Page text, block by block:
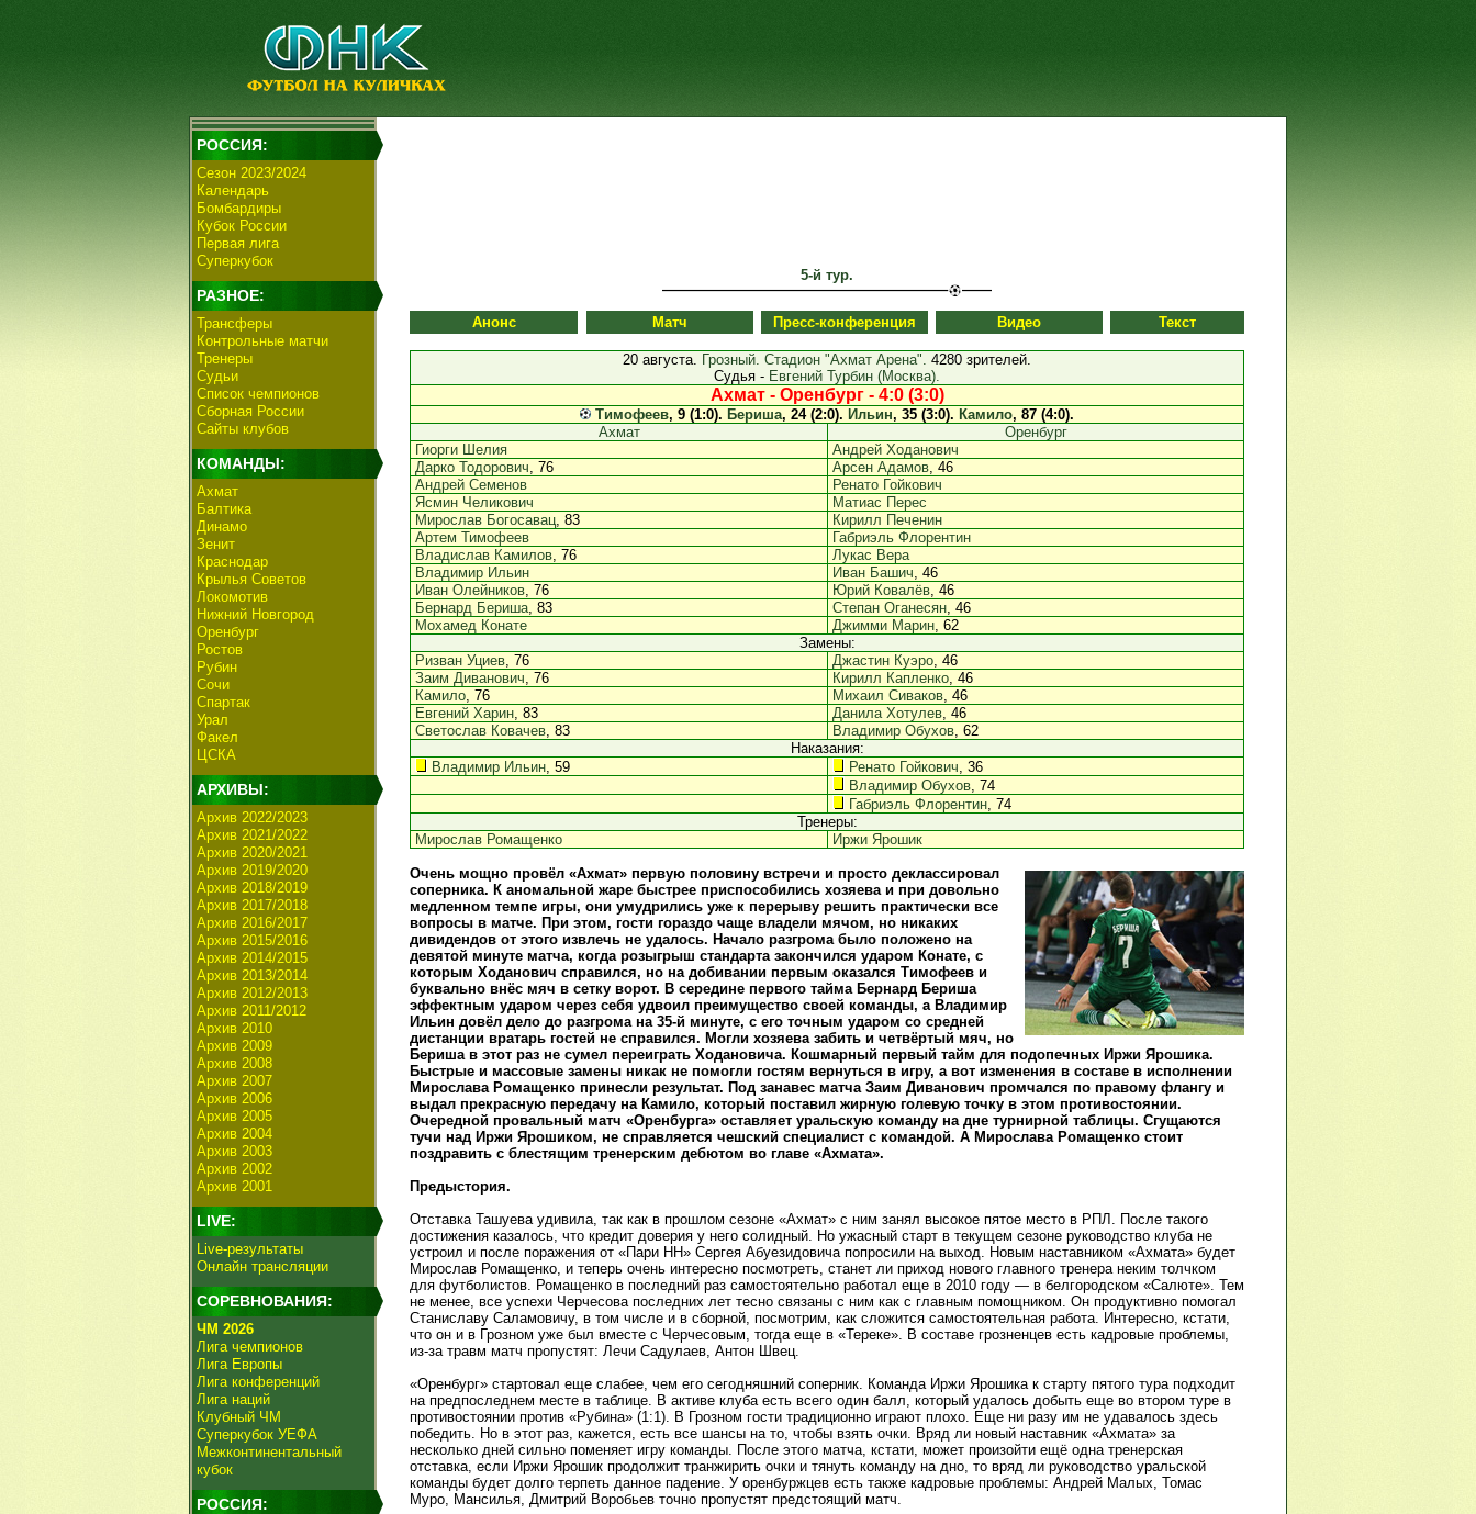
РОССИЯ:
Сезон 2023/2024
Календарь
Бомбардиры
Кубок России
Первая лига
Суперкубок
РАЗНОЕ:
Трансферы
Контрольные матчи
Тренеры
Судьи
Список чемпионов
Сборная России
Сайты клубов
КОМАНДЫ:
Ахмат
Балтика
Динамо
Зенит
Краснодар
Крылья Советов
Локомотив
Нижний Новгород
Оренбург
Ростов
Рубин
Сочи
Спартак
Урал
Факел
ЦСКА
АРХИВЫ:
Архив 2022/2023
Архив 2021/2022
Архив 2020/2021
Архив 2019/2020
Архив 2018/2019
Архив 2017/2018
Архив 2016/2017
Архив 2015/2016
Архив 2014/2015
Архив 2013/2014
Архив 2012/2013
Архив 2011/2012
Архив 2010
Архив 2009
Архив 2008
Архив 2007
Архив 2006
Архив 2005
Архив 2004
Архив 2003
Архив 2002
Архив 2001
LIVE:
Live-результаты
Онлайн трансляции
СОРЕВНОВАНИЯ:
ЧМ 2026
Лига чемпионов
Лига Европы
Лига конференций
Лига наций
Клубный ЧМ
Суперкубок УЕФА
Межконтинентальный
кубок
РОССИЯ:
5-й тур.
Анонс Матч Пресс-конференция Видео Текст
20 августа. Грозный. Стадион "Ахмат Арена". 4280 зрителей.
Судья - Евгений Турбин (Москва).
Ахмат - Оренбург - 4:0 (3:0)
Тимофеев, 9 (1:0). Бериша, 24 (2:0). Ильин, 35 (3:0). Камило, 87 (4:0).
Ахмат
Оренбург
Гиорги Шелия
Андрей Ходанович
Дарко Тодорович, 76 Арсен Адамов, 46
Андрей Семенов
Ренато Гойкович
Ясмин Челикович
Матиас Перес
Мирослав Богосавац, 83
Кирилл Печенин
Артем Тимофеев
Габриэль Флорентин
Владислав Камилов, 76
Лукас Вера
Владимир Ильин
Иван Башич, 46
Иван Олейников, 76 Юрий Ковалёв, 46
Бернард Бериша, 83 Степан Оганесян, 46
Мохамед Конате
Джимми Марин, 62
Замены:
Ризван Уциев, 76 Джастин Куэро, 46
Заим Диванович, 76 Кирилл Капленко, 46
Камило, 76 Михаил Сиваков, 46
Евгений Харин, 83 Данила Хотулев, 46
Светослав Ковачев, 83 Владимир Обухов, 62
Наказания:
Владимир Ильин, 59 Ренато Гойкович, 36
Владимир Обухов, 74
Габриэль Флорентин, 74
Тренеры:
Мирослав Ромащенко
Иржи Ярошик
Очень мощно провёл «Ахмат» первую половину встречи и просто деклассировал
соперника. К аномальной жаре быстрее приспособились хозяева и при довольно
медленном темпе игры, они умудрились уже к перерыву решить практически все
вопросы в матче. При этом, гости гораздо чаще владели мячом, но никаких
дивидендов от этого извлечь не удалось. Начало разгрома было положено на
девятой минуте матча, когда розыгрыш стандарта закончился ударом Конате, с
которым Ходанович справился, но на добивании первым оказался Тимофеев и
буквально внёс мяч в сетку ворот. В середине первого тайма Бернард Бериша
эффектным ударом через себя удвоил преимущество своей команды, а Владимир
Ильин довёл дело до разгрома на 35-й минуте, с его точным ударом со средней
дистанции вратарь гостей не справился. Могли хозяева забить и четвёртый мяч, но
Бериша в этот раз не сумел переиграть Ходановича. Кошмарный первый тайм для подопечных Иржи Ярошика.
Быстрые и массовые замены никак не помогли гостям вернуться в игру, а вот изменения в составе в исполнении
Мирослава Ромащенко принесли результат. Под занавес матча Заим Диванович промчался по правому флангу и
выдал прекрасную передачу на Камило, который поставил жирную голевую точку в этом противостоянии.
Очередной провальный матч «Оренбурга» оставляет уральскую команду на дне турнирной таблицы. Сгущаются
тучи над Иржи Ярошиком, не справляется чешский специалист с командой. А Мирослава Ромащенко стоит
поздравить с блестящим тренерским дебютом во главе «Ахмата».
Предыстория.
Отставка Ташуева удивила, так как в прошлом сезоне «Ахмат» с ним занял высокое пятое место в РПЛ. После такого
достижения казалось, что кредит доверия у него солидный. Но ужасный старт в текущем сезоне руководство клуба не
устроил и после поражения от «Пари НН» Сергея Абуезидовича попросили на выход. Новым наставником «Ахмата» будет
Мирослав Ромащенко, и теперь очень интересно посмотреть, станет ли приход нового главного тренера неким толчком
для футболистов. Ромащенко в последний раз самостоятельно работал еще в 2010 году — в белгородском «Салюте». Тем
не менее, все успехи Черчесова последних лет тесно связаны с ним как с главным помощником. Он продуктивно помогал
Станиславу Саламовичу, в том числе и в сборной, посмотрим, как сложится самостоятельная работа. Интересно, кстати,
что он и в Грозном уже был вместе с Черчесовым, тогда еще в «Тереке». В составе грозненцев есть кадровые проблемы,
из-за травм матч пропустят: Лечи Садулаев, Антон Швец.
«Оренбург» стартовал еще слабее, чем его сегодняшний соперник. Команда Иржи Ярошика к старту пятого тура подходит
на предпоследнем месте в таблице. В активе клуба есть всего один балл, который удалось добыть еще во втором туре в
противостоянии против «Рубина» (1:1). В Грозном гости традиционно играют плохо. Еще ни разу им не удавалось здесь
победить. Но в этот раз, кажется, есть все шансы на то, чтобы взять очки. Вряд ли новый наставник «Ахмата» за
несколько дней сильно поменяет игру команды. После этого матча, кстати, может произойти ещё одна тренерская
отставка, если Иржи Ярошик продолжит транжирить очки и тянуть команду на дно, то вряд ли руководство уральской
команды будет долго терпеть данное падение. У оренбуржцев есть также кадровые проблемы: Андрей Малых, Томас
Муро, Мансилья, Дмитрий Воробьев точно пропустят предстоящий матч.